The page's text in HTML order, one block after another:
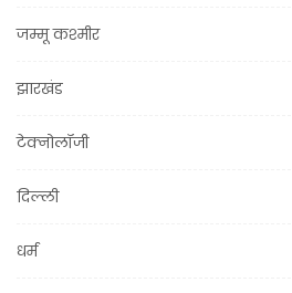
जम्मू कश्मीर
झारखंड
टेक्नोलॉजी
दिल्ली
धर्म